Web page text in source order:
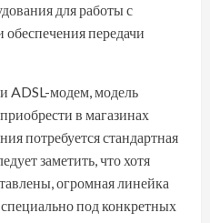
для работы с
передачи
ADSL-модем, модель
в магазинах
потребуется стандартная
заметить, что хотя
огромная линейка
под конкретных